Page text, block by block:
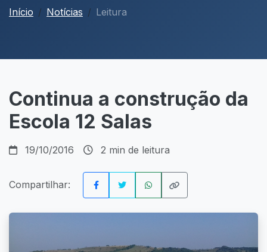
Início Notícias Leitura
Continua a construção da
Escola 12 Salas
19/10/2016 2 min de leitura
Compartilhar: